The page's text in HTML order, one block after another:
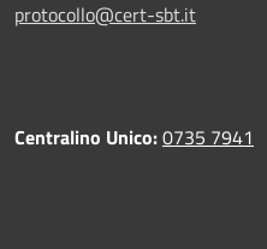
protocollo@cert-sbt.it
Centralino Unico:0735 7941